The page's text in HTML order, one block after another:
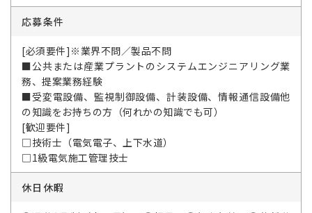
応募条件
[必須要件]※業界不問／製品不問
■公共または産業プラントのシステムエンジニアリング業
務、提案業務経験
■受変電設備、監視制御設備、計装設備、情報通信設備他
の知識をお持ちの方（何れかの知識でも可）
[歓迎要件]
□技術士（電気電子、上下水道）
□1級電気施工管理技士
休日休暇